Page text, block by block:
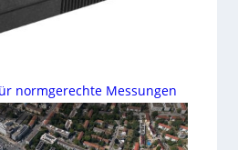
normgerechte Messungen